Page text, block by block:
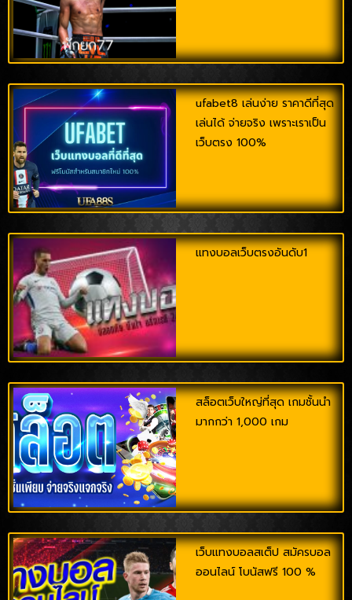
ufabet8 เล่นง่าย ราคาดีที่สุด
เล่นได้ จ่ายจริง เพราะเราเป็น
เว็บตรง 100%
แทงบอลเว็บตรงอันดับ1
สล็อตเว็บใหญ่ที่สุด เกมชั้นนำ
มากกว่า 1,000 เกม
เว็บแทงบอลสเต็ป สมัครบอล
ออนไลน์ โบนัสฟรี 100 %